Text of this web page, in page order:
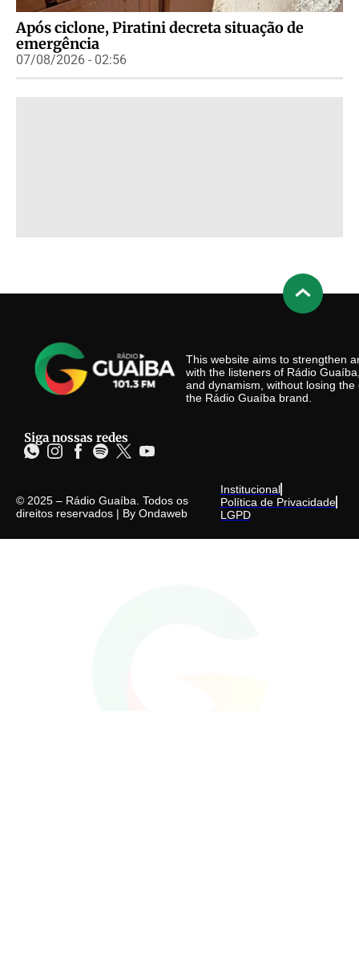
Após ciclone, Piratini decreta situação de
emergência
07/08/2026 - 02:56
This website aims to strengthen
with the listeners of Rádio
and dynamism, without losing
the Rádio Guaíba brand.
Siga nossas redes
© 2025 – Rádio Guaíba. Todos os
direitos reservados | By Ondaweb
Institucional
Política de Privacidade
LGPD